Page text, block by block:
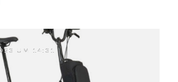
UM 14:31